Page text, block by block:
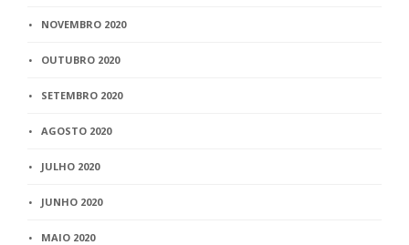
NOVEMBRO 2020
OUTUBRO 2020
SETEMBRO 2020
AGOSTO 2020
JULHO 2020
JUNHO 2020
MAIO 2020